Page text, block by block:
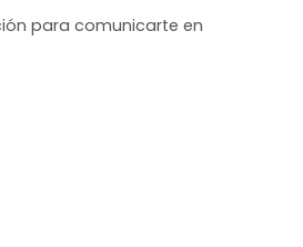
para comunicarte en